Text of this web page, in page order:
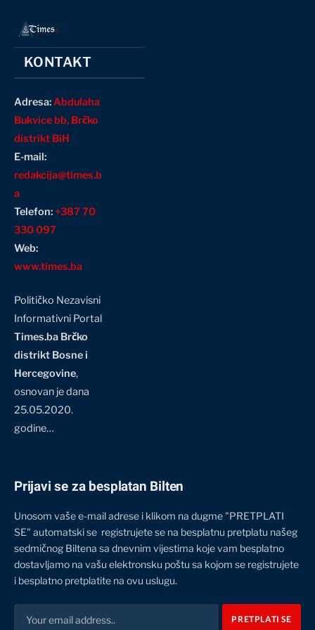
KONTAKT
Adresa:Abdulaha
Bukvice bb, Brčko
distrikt BiH
E-mail:
redakcija@times.b
a
Telefon:+387 70
330 097
Web:
www.times.ba
Političko Nezavisni
Informativni Portal
Times.ba Brčko
distrikt Bosne i
Hercegovine,
osnovan je dana
25.05.2020.
godine…
Prijavi se za besplatan Bilten
Unosom vaše e-mail adrese i klikom na dugme "PRETPLATI
SE" automatski se registrujete se na besplatnu pretplatu našeg
sedmičnog Biltena sa dnevnim vijestima koje vam besplatno
dostavljamo na vašu elektronsku poštu sa kojom se registrujete
i besplatno pretplatite na ovu uslugu.